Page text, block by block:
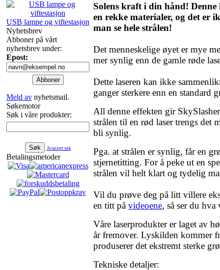
USB lampe og viftestasjon
Nyhetsbrev
Abboner på vårt
nyhetsbrev under:
Epost:
Meld av nyhetsmail.
Søkemotor
Søk i våre produkter:
Avansert søk
Betalingsmetoder
Solens kraft i din hånd! Denne
en rekke materialer, og det er
man se hele strålen!
Det menneskelige øyet er mye
mer synlig enn de gamle røde
Dette laseren kan ikke
ganger sterkere enn en
All denne effekten gir
strålen til en rød laser trengs det
bli synlig.
Pga. at strålen er synlig, får en
stjernetitting. For å peke ut en
strålen vil helt klart og tydelig
Vil du prøve deg på litt villere
en titt på videoene, så ser du hva
Våre laserprodukter er laget av
år fremover. Lyskilden kommer
produserer det ekstremt sterke
Tekniske detaljer: